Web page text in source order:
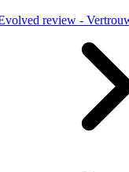
review -